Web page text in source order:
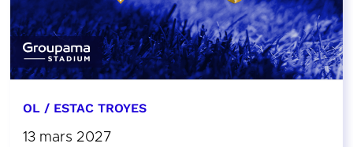
OL / ESTAC TROYES
13 mars 2027